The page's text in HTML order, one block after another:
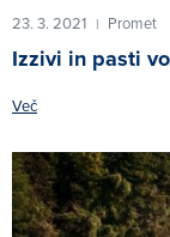
23. 3. 2021 | Promet
Izzivi in pasti
Več